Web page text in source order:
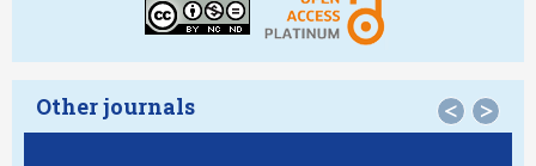
Other journals < >